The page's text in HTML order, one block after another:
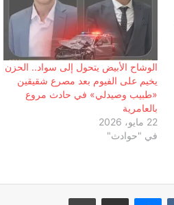
الوشاح الأبيض يتحول إلى سواد.. الحزن
يخيم على الفيوم بعد مصرع شقيقين
«طبيب وصيدلي» في حادث مروع
بالعامرية
22 مايو، 2026
في "حوادث"
ماسنجر مشاركة عبر البريد طباعة
المستشار عمرو عاصم عبد الجبار يفتتح
الفرع الثالث لمؤسسته القانونية بالتجمع
الخامس
لا فساد ولا غش في وجود أبو غرب.. رجل
الميدان الذي أعاد هيبة الرقابة التموينية
في مركز ثاني الفيوم